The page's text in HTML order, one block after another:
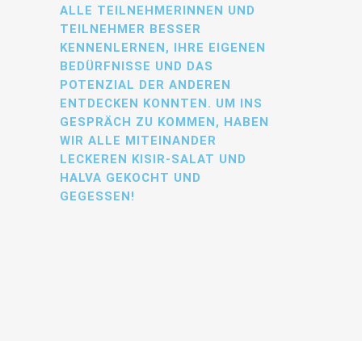
ALLE TEILNEHMERINNEN UND
TEILNEHMER BESSER
KENNENLERNEN, IHRE EIGENEN
BEDÜRFNISSE UND DAS
POTENZIAL DER ANDEREN
ENTDECKEN KONNTEN. UM INS
GESPRÄCH ZU KOMMEN, HABEN
WIR ALLE MITEINANDER
LECKEREN KISIR-SALAT UND
HALVA GEKOCHT UND
GEGESSEN!